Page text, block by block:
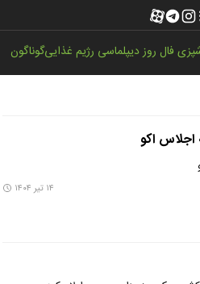
فال روزدیپلماسی رژیم غذاییگوناگون
اجلاس اکو
۱۴ تیر ۱۴۰۴